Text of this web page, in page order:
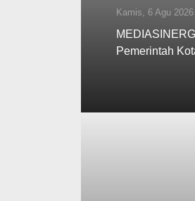
Kamis, 6 Agu
Pemerintah